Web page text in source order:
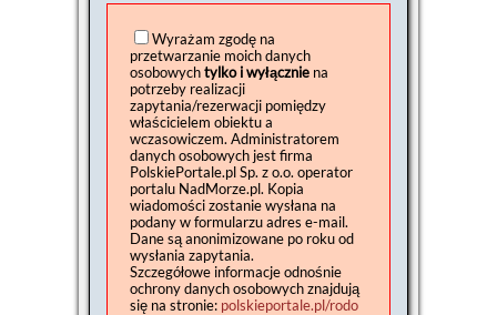
Wyrażam zgodę na
przetwarzanie moich danych
osobowychtylko i wyłącznie na
potrzeby realizacji
zapytania/rezerwacji pomiędzy
właścicielem obiektu a
wczasowiczem. Administratorem
danych osobowych jest firma
PolskiePortale.pl Sp. z o.o. operator
portalu NadMorze.pl. Kopia
wiadomości zostanie wysłana na
podany w formularzu adres e-mail.
Dane są anonimizowane po roku od
wysłania zapytania.
Szczegółowe informacje odnośnie
ochrony danych osobowych znajdują
się na stronie: polskieportale.pl/rodo